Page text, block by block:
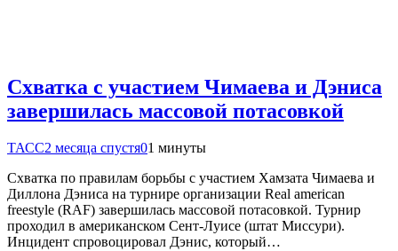
Схватка с участием Чимаева и Дэниса
завершилась массовой потасовкой
ТАСС2 месяца спустя01 минуты
Схватка по правилам борьбы с участием Хамзата Чимаева и
Диллона Дэниса на турнире организации Real american
freestyle (RAF) завершилась массовой потасовкой. Турнир
проходил в американском Сент-Луисе (штат Миссури).
Инцидент спровоцировал Дэнис, который…